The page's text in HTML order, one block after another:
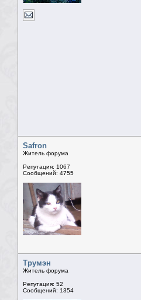
Safron
Житель форума
Репутация: 1067
Сообщений: 4755
Трумэн
Житель форума
Репутация: 52
Сообщений: 1354